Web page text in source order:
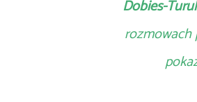
Dobies-
rozmowach